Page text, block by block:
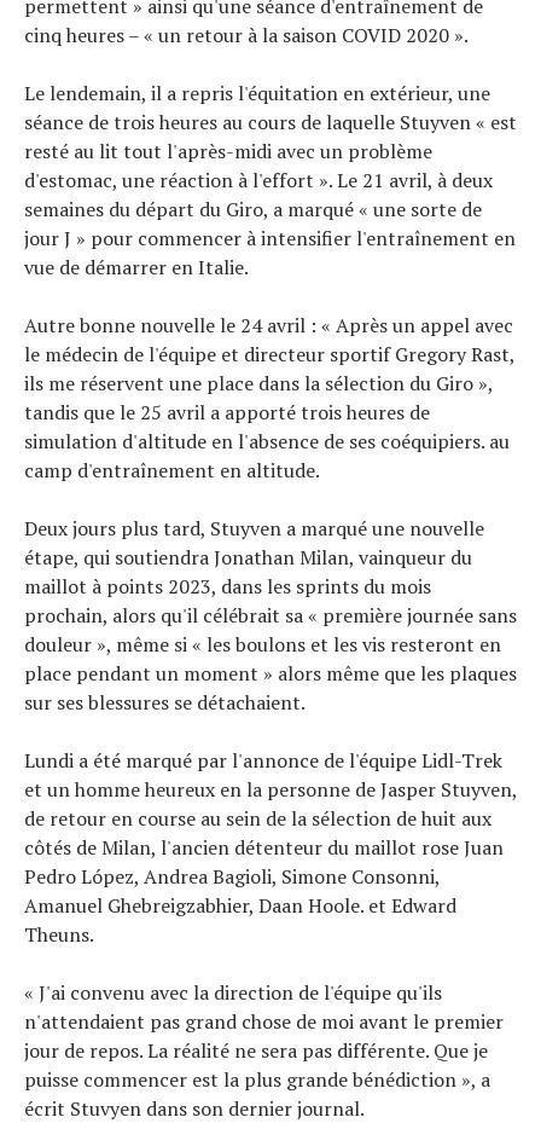
permettent » ainsi qu'une séance d'entraînement de
cinq heures – « un retour à la saison COVID 2020 ».
Le lendemain, il a repris l'équitation en extérieur, une
séance de trois heures au cours de laquelle Stuyven « est
resté au lit tout l'après-midi avec un problème
d'estomac, une réaction à l'effort ». Le 21 avril, à deux
semaines du départ du Giro, a marqué « une sorte de
jour J » pour commencer à intensifier l'entraînement en
vue de démarrer en Italie.
Autre bonne nouvelle le 24 avril : « Après un appel avec
le médecin de l'équipe et directeur sportif Gregory Rast,
ils me réservent une place dans la sélection du Giro »,
tandis que le 25 avril a apporté trois heures de
simulation d'altitude en l'absence de ses coéquipiers. au
camp d'entraînement en altitude.
Deux jours plus tard, Stuyven a marqué une nouvelle
étape, qui soutiendra Jonathan Milan, vainqueur du
maillot à points 2023, dans les sprints du mois
prochain, alors qu'il célébrait sa « première journée sans
douleur », même si « les boulons et les vis resteront en
place pendant un moment » alors même que les plaques
sur ses blessures se détachaient.
Lundi a été marqué par l'annonce de l'équipe Lidl-Trek
et un homme heureux en la personne de Jasper Stuyven,
de retour en course au sein de la sélection de huit aux
côtés de Milan, l'ancien détenteur du maillot rose Juan
Pedro López, Andrea Bagioli, Simone Consonni,
Amanuel Ghebreigzabhier, Daan Hoole. et Edward
Theuns.
« J'ai convenu avec la direction de l'équipe qu'ils
n'attendaient pas grand chose de moi avant le premier
jour de repos. La réalité ne sera pas différente. Que je
puisse commencer est la plus grande bénédiction », a
écrit Stuvyen dans son dernier journal.